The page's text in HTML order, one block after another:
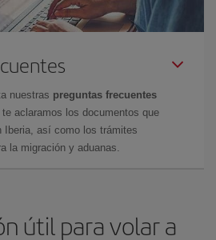
nuestras preguntas frecuentes
te aclaramos los documentos que
Iberia, así como los trámites
la migración y aduanas.
útil para volar a